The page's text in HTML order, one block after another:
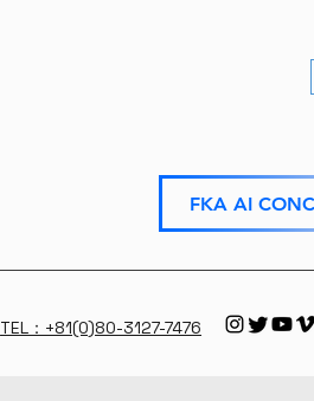
FKA AI
TEL：+81(0)80-3127-7476